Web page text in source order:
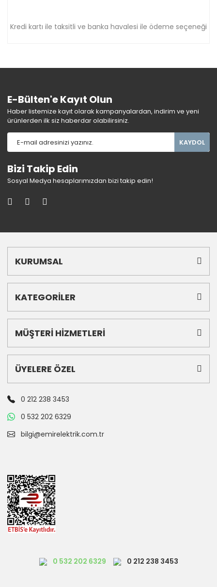
Kredi kartı ile taksitli ve banka havalesi ile ödeme seçeneği
E-Bülten'e Kayıt Olun
Haber listemize kayıt olarak kampanyalardan, indirim ve yeni
ürünlerden ilk siz haberdar olabilirsiniz.
KAYDOL
Bizi Takip Edin
Sosyal Medya hesaplarımızdan bizi takip edin!
KURUMSAL
KATEGORİLER
MÜŞTERİ HİZMETLERİ
ÜYELERE ÖZEL
0 212 238 3453
0 532 202 6329
bilgi@emirelektrik.com.tr
0 532 202 6329 0 212 238 3453